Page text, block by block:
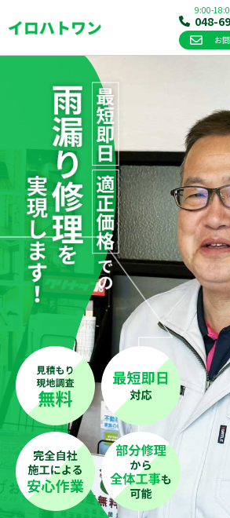
Skip
9:00-
048-
お